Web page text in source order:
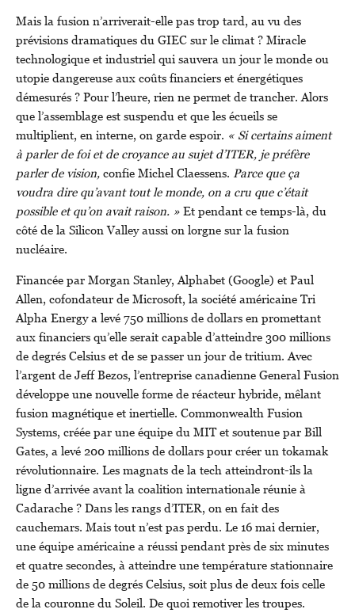
Mais la fusion n’arriverait-elle pas trop tard, au vu des
prévisions dramatiques du GIEC sur le climat ? Miracle
technologique et industriel qui sauvera un jour le monde ou
utopie dangereuse aux coûts financiers et énergétiques
démesurés ? Pour l’heure, rien ne permet de trancher. Alors
que l’assemblage est suspendu et que les écueils se
multiplient, en interne, on garde espoir. « Si certains aiment
à parler de foi et de croyance au sujet d’ITER, je préfère
parler de vision,confie Michel Claessens. Parce que ça
voudra dire qu’avant tout le monde, on a cru que c’était
possible et qu’on avait raison. »Et pendant ce temps-là, du
côté de la Silicon Valley aussi on lorgne sur la fusion
nucléaire.
Financée par Morgan Stanley, Alphabet (Google) et Paul
Allen, cofondateur de Microsoft, la société américaine Tri
Alpha Energy a levé 750 millions de dollars en promettant
aux financiers qu’elle serait capable d’atteindre 300 millions
de degrés Celsius et de se passer un jour de tritium. Avec
l’argent de Jeff Bezos, l’entreprise canadienne General Fusion
développe une nouvelle forme de réacteur hybride, mêlant
fusion magnétique et inertielle. Commonwealth Fusion
Systems, créée par une équipe du MIT et soutenue par Bill
Gates, a levé 200 millions de dollars pour créer un tokamak
révolutionnaire. Les magnats de la tech atteindront-ils la
ligne d’arrivée avant la coalition internationale réunie à
Cadarache ? Dans les rangs d’ITER, on en fait des
cauchemars. Mais tout n’est pas perdu. Le 16 mai dernier,
une équipe américaine a réussi pendant près de six minutes
et quatre secondes, à atteindre une température stationnaire
de 50 millions de degrés Celsius, soit plus de deux fois celle
de la couronne du Soleil. De quoi remotiver les troupes.